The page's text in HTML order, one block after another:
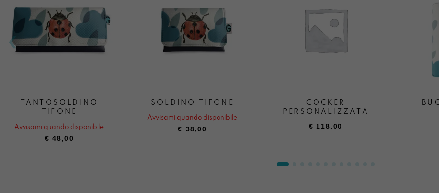
TANTOSOLDINO
TIFONE
Avvisami quando disponibile
€ 48,00
SOLDINO TIFONE
Avvisami quando disponibile
€ 38,00
COCKER
PERSONALIZZATA
€ 118,00